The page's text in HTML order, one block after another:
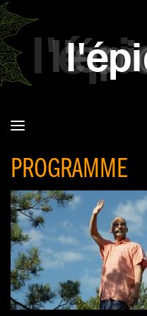
PROGRAMME